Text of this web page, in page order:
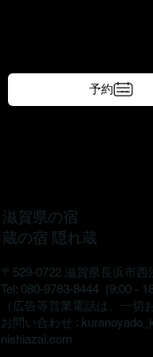
滋賀県の宿
蔵の宿 隠れ蔵
〒529-0722 滋賀県長浜市西
Tel: 080-9783-8444 (9:00 -
（広告等営業電話は、一切
​お問い合わせ :
nishiazai.com
予約